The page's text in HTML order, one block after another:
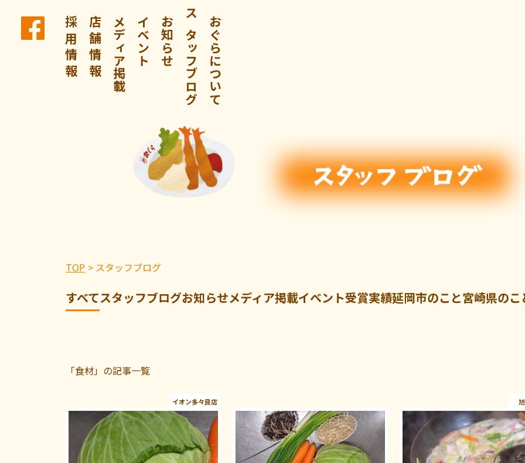
採 用 情 報店 舗 情 報メディア掲載 イベント お知らせ スタッフブログおぐらについて
TOP スタッフブログ
すべてスタッフブログお知らせメディア掲載イベント受賞実績延岡市のこと宮崎県のこ
「食材」の記事一覧
イオン多々良店